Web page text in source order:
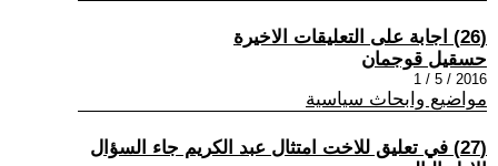
(26) اجابة على التعليقات الاخيرة
حسقيل قوجمان
2016 / 5 / 1
مواضيع وابحاث سياسية
(27) في تعليق للاخت امتثال عبد الكريم جاء السؤال